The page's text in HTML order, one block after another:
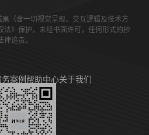
（含一切视觉呈现、交互逻辑及技术方
法》保护，未经书面许可，任何形式的抄
追责。
务案例帮助中心关于我们